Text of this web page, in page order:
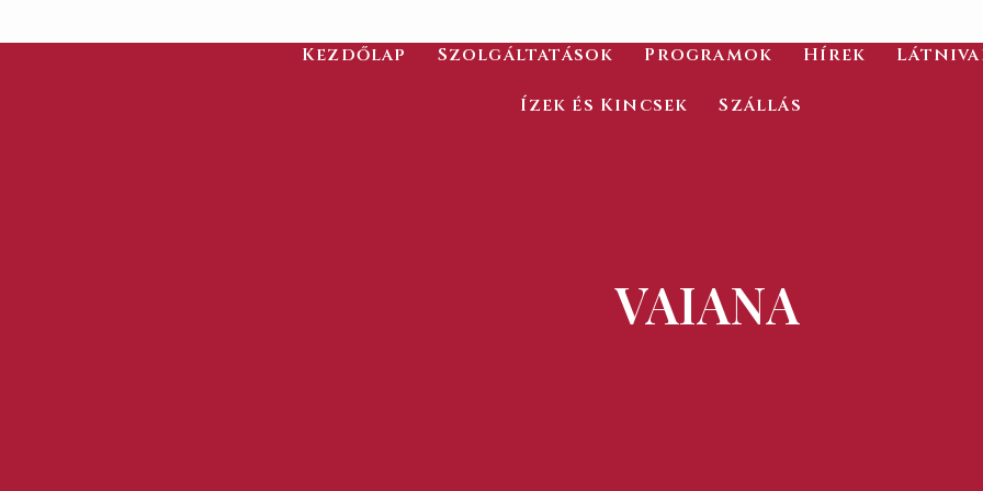
Kezdőlap Szolgáltatások Programok Hírek
Ízek és Kincsek Szállás
VAIANA